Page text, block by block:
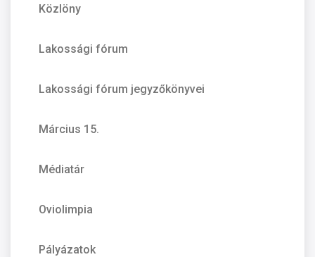
Közlöny
Lakossági fórum
Lakossági fórum jegyzőkönyvei
Március 15.
Médiatár
Oviolimpia
Pályázatok